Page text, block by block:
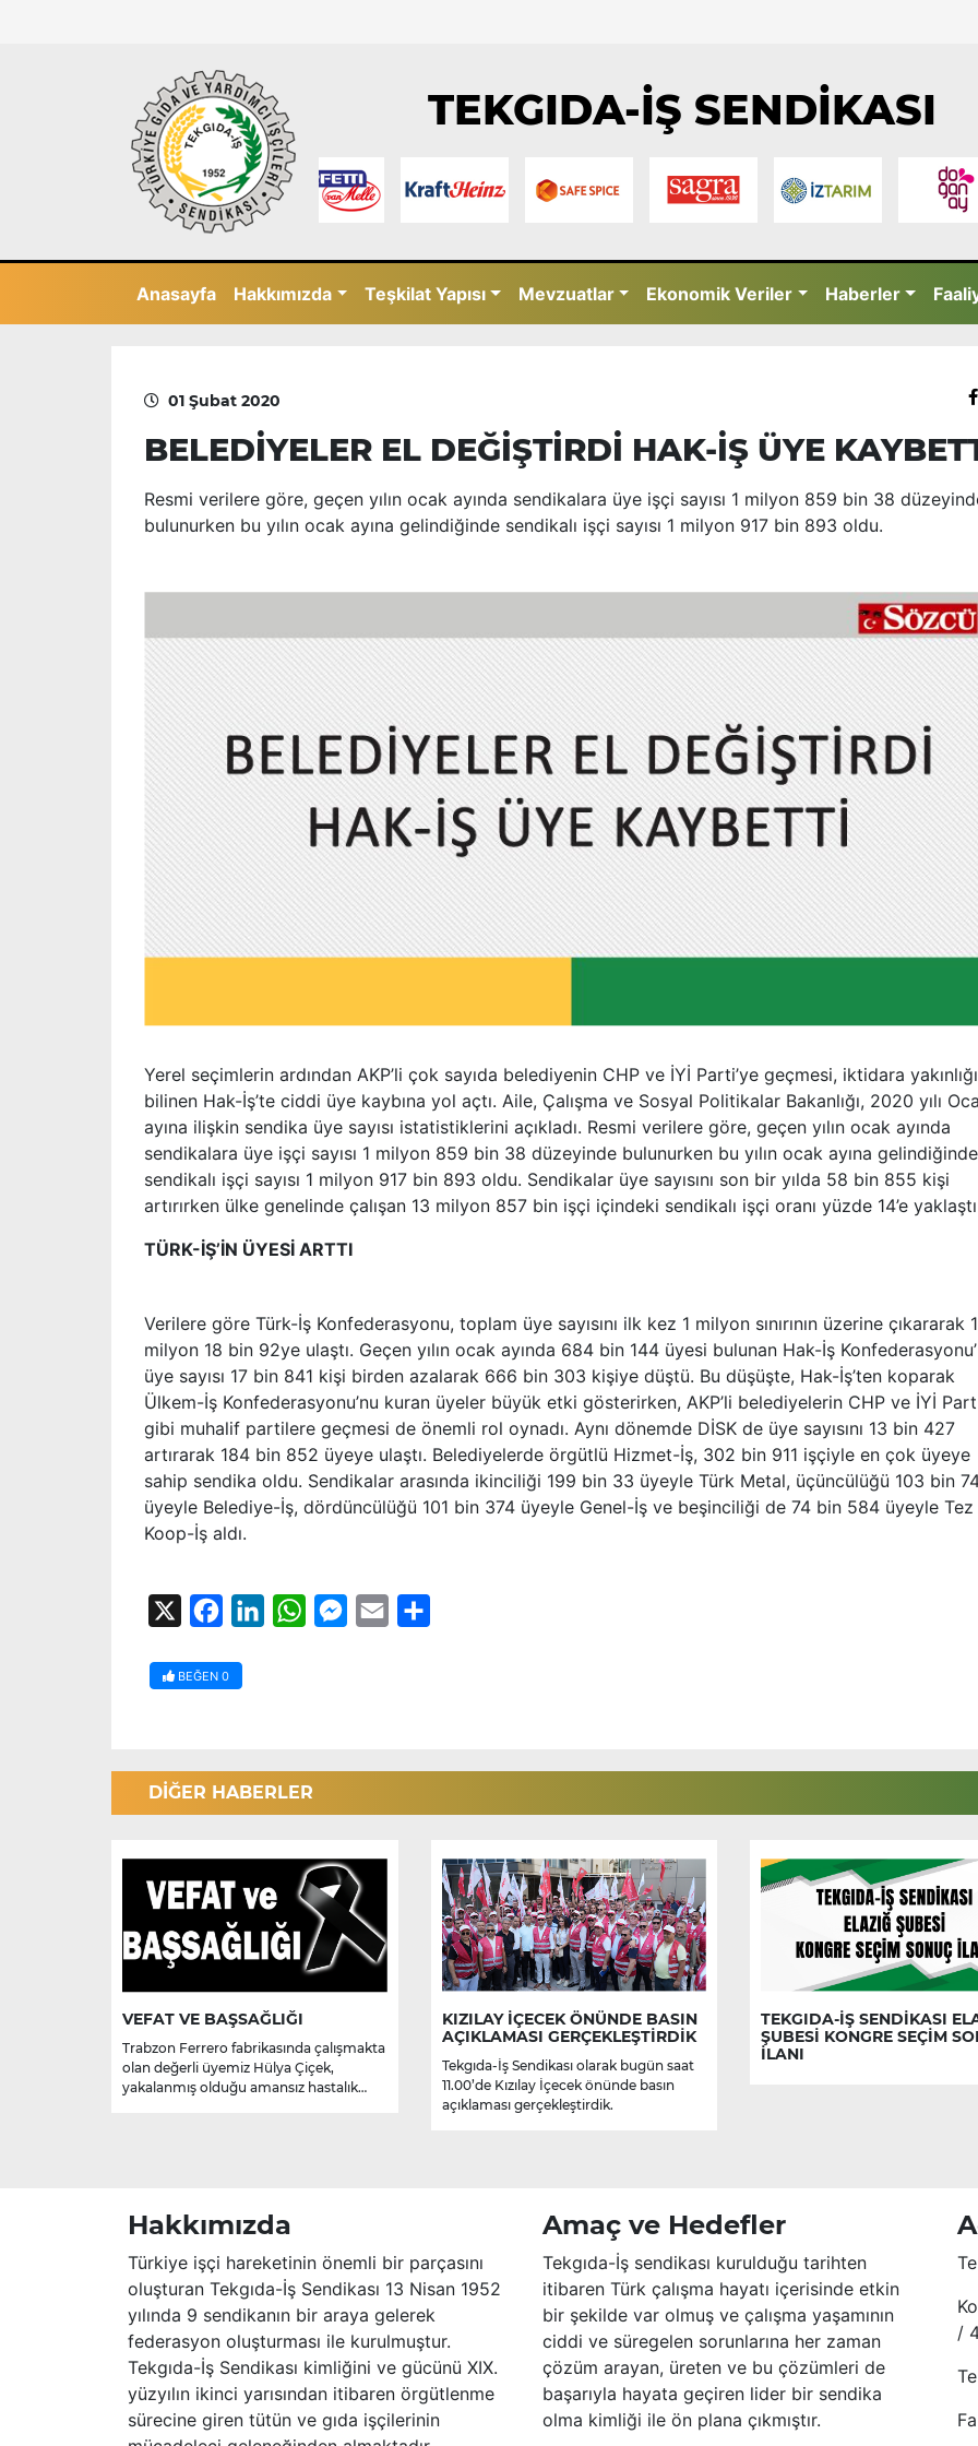
TEKGIDA-İŞ SENDİKASI
Anasayfa Hakkımızda Teşkilat Yapısı Mevzuatlar Ekonomik Veriler Haberler
01 Şubat 2020
BELEDİYELER EL DEĞİŞTİRDİ HAK-İŞ ÜYE
Resmi verilere göre, geçen yılın ocak ayında sendikalara üye işçi sayısı 1 milyon 859 bin 38
bulunurken bu yılın ocak ayına gelindiğinde sendikalı işçi sayısı 1 milyon 917 bin 893 oldu.
Yerel seçimlerin ardından AKP’li çok sayıda belediyenin CHP ve İYİ Parti’ye geçmesi, iktidara
bilinen Hak-İş’te ciddi üye kaybına yol açtı. Aile, Çalışma ve Sosyal Politikalar Bakanlığı, 2020 yılı
ayına ilişkin sendika üye sayısı istatistiklerini açıkladı. Resmi verilere göre, geçen yılın ocak ayında
sendikalara üye işçi sayısı 1 milyon 859 bin 38 düzeyinde bulunurken bu yılın ocak ayına gelindiğinde
sendikalı işçi sayısı 1 milyon 917 bin 893 oldu. Sendikalar üye sayısını son bir yılda 58 bin 855 kişi
artırırken ülke genelinde çalışan 13 milyon 857 bin işçi içindeki sendikalı işçi oranı yüzde 14’e
TÜRK-İŞ’İN ÜYESİ ARTTI
Verilere göre Türk-İş Konfederasyonu, toplam üye sayısını ilk kez 1 milyon sınırının üzerine çıkararak 1
milyon 18 bin 92ye ulaştı. Geçen yılın ocak ayında 684 bin 144 üyesi bulunan Hak-İş
üye sayısı 17 bin 841 kişi birden azalarak 666 bin 303 kişiye düştü. Bu düşüşte, Hak-İş’ten koparak
Ülkem-İş Konfederasyonu’nu kuran üyeler büyük etki gösterirken, AKP’li belediyelerin CHP ve İYİ
gibi muhalif partilere geçmesi de önemli rol oynadı. Aynı dönemde DİSK de üye sayısını 13 bin 427
artırarak 184 bin 852 üyeye ulaştı. Belediyelerde örgütlü Hizmet-İş, 302 bin 911 işçiyle en çok üyeye
sahip sendika oldu. Sendikalar arasında ikinciliği 199 bin 33 üyeyle Türk Metal, üçüncülüğü 103 bin
üyeyle Belediye-İş, dördüncülüğü 101 bin 374 üyeyle Genel-İş ve beşinciliği de 74 bin 584 üyeyle Tez
Koop-İş aldı.
FacebookLinkedInWhatsAppMessenger
Email
BEĞEN 0
DİĞER HABERLER
VEFAT VE BAŞSAĞLIĞI
Trabzon Ferrero fabrikasında çalışmakta
olan değerli üyemiz Hülya Çiçek,
yakalanmış olduğu amansız hastalık
KIZILAY İÇECEK ÖNÜNDE BASIN
AÇIKLAMASI GERÇEKLEŞTİRDİK
Tekgıda-İş Sendikası olarak bugün saat
11.00’de Kızılay İçecek önünde basın
açıklaması gerçekleştirdik.
TEKGIDA-İŞ SENDİKASI
ŞUBESİ KONGRE SEÇİM
İLANI
Hakkımızda
Türkiye işçi hareketinin önemli bir parçasını
oluşturan Tekgıda-İş Sendikası 13 Nisan 1952
yılında 9 sendikanın bir araya gelerek
federasyon oluşturması ile kurulmuştur.
Tekgıda-İş Sendikası kimliğini ve gücünü XIX.
yüzyılın ikinci yarısından itibaren örgütlenme
sürecine giren tütün ve gıda işçilerinin
Amaç ve Hedefler
Tekgıda-İş sendikası kurulduğu tarihten
itibaren Türk çalışma hayatı içerisinde etkin
bir şekilde var olmuş ve çalışma yaşamının
ciddi ve süregelen sorunlarına her zaman
çözüm arayan, üreten ve bu çözümleri de
başarıyla hayata geçiren lider bir sendika
olma kimliği ile ön plana çıkmıştır.
/